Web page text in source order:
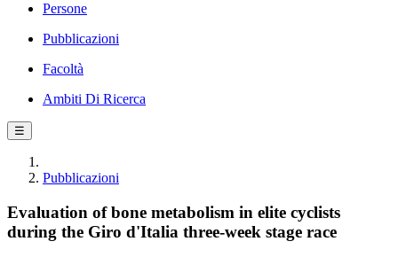
Persone
Pubblicazioni
Facoltà
Ambiti Di Ricerca
☰
Pubblicazioni
Evaluation of bone metabolism in elite cyclists
during the Giro d'Italia three-week stage race